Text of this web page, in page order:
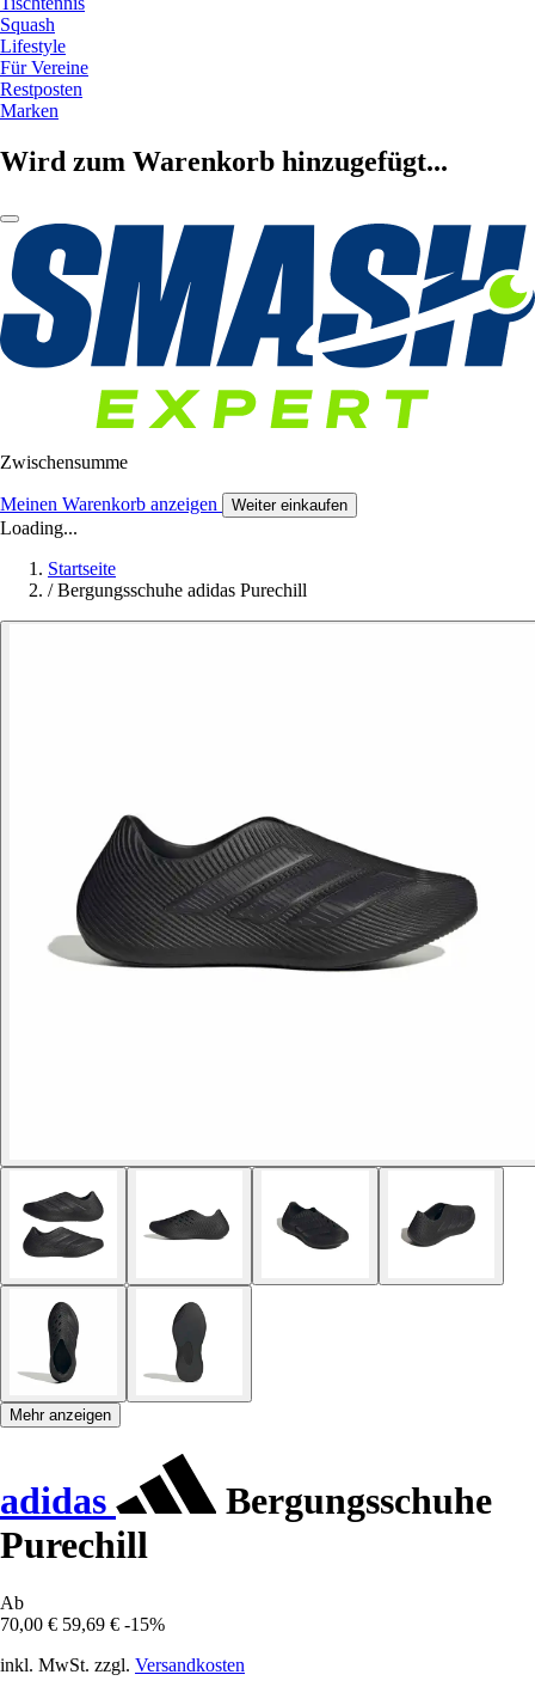
Squash
Lifestyle
Für Vereine
Restposten
Marken
Wird zum Warenkorb hinzugefügt...
Zwischensumme
Meinen Warenkorb anzeigen Weiter einkaufen
Loading...
Startseite
/ Bergungsschuhe adidas Purechill
Mehr anzeigen
adidas
Bergungsschuhe
Purechill
Ab
70,00 € 59,69 € -15%
inkl. MwSt. zzgl. Versandkosten